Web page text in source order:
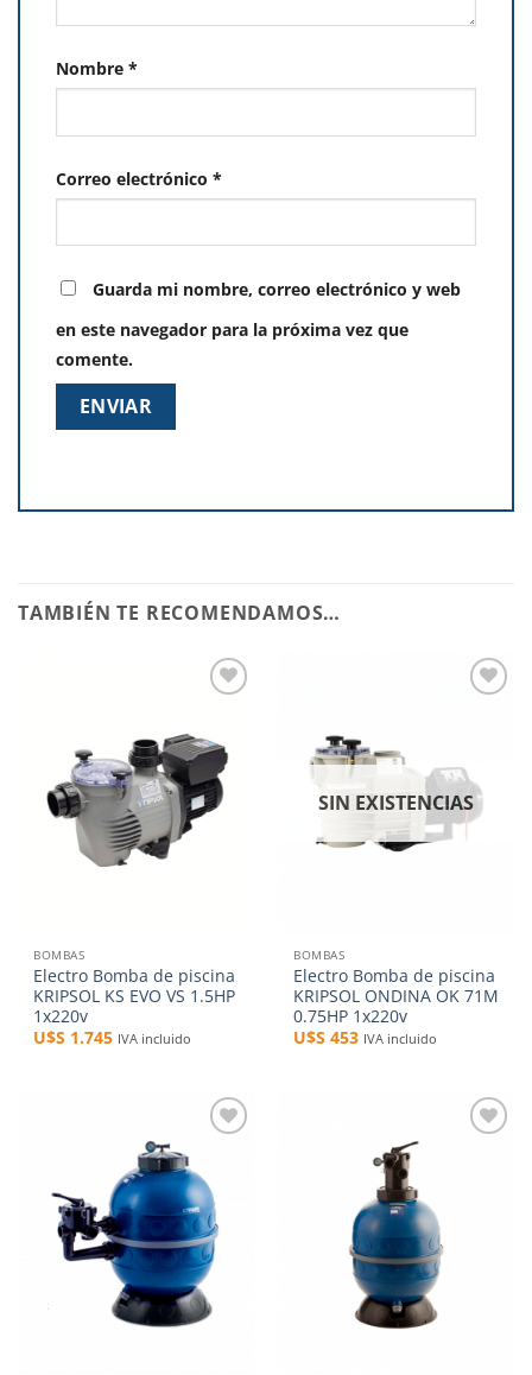
Nombre *
Correo electrónico *
Guarda mi nombre, correo electrónico y web
en este navegador para la próxima vez que
comente.
TAMBIÉN TE RECOMENDAMOS…
lista de
deseos
BOMBAS
Electro Bomba de piscina
KRIPSOL KS EVO VS 1.5HP
1x220v
U$S 1.745 IVA incluido
SIN EXISTENCIAS
BOMBAS
Electro Bomba de piscina
KRIPSOL ONDINA OK 71M
0.75HP 1x220v
U$S453 IVA incluido
lista de
deseos